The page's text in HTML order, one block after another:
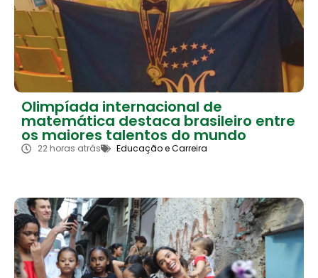
Olimpíada internacional de
matemática destaca brasileiro entre
os maiores talentos do mundo
22 horas atrás Educação e Carreira